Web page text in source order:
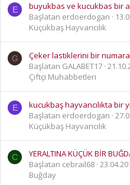
E
buyukbas ve kucukbas bir
Başlatan erdoerdogan
Küçükbaş Hayvancılık
G
Çeker lastiklerini bir numara
Başlatan GALABET17
Çiftçi Muhabbetleri
E
kucukbaş hayvancılıkta bir
Başlatan erdoerdogan
Küçükbaş Hayvancılık
C
YERALTINA KÜÇÜK BİR
Başlatan cebrail68
Buğday